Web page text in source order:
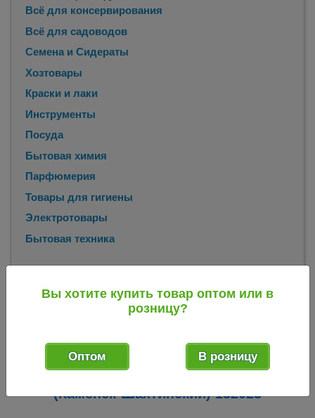
Всё для консервирования
Всё для садоводов
Семена и Сидераты
Хозтовары
Краски и лаки
Инструменты
Посуда
Бытовая химия
Парфюмерия
Товары для гигиены
Электротовары
Бытовая техника
консервирования Твист
Банка стеклянная для
консервирования Твист - 82 3 л (винтовая крышка)
(Каменск-Шахтинский) 132023
Вы хотите купить товар оптом или в
розницу?
Оптом В розницу